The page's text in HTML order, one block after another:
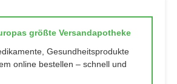
größte Versandapotheke
Gesundheitsprodukte
online bestellen – schnell und